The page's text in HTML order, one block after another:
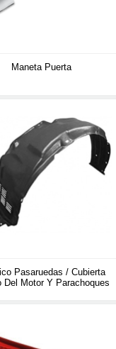
Maneta Puerta
Pasaruedas / Cubierta
Del Motor Y Parachoques